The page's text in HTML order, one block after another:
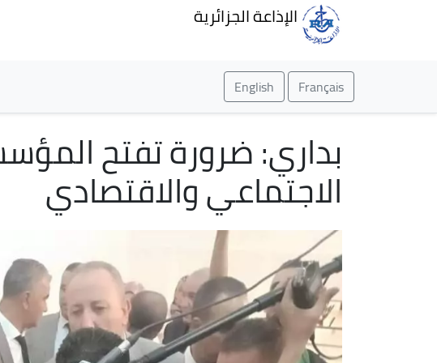
الإذاعة الجزائرية
Français
English
بداري: ضرورة تفتح
الاجتماعي والاقتصادي